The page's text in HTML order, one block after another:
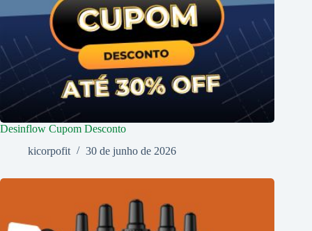
Desinflow Cupom Desconto
kicorpofit
30 de junho de 2026